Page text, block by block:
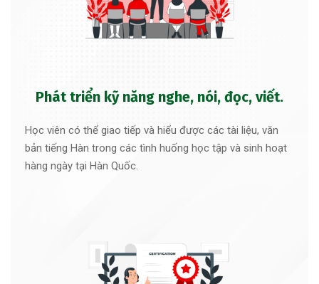
Phát triển kỹ năng nghe, nói, đọc, viết.
Học viên có thể giao tiếp và hiểu được các tài liệu, văn
bản tiếng Hàn trong các tình huống học tập và sinh hoạt
hàng ngày tại Hàn Quốc.